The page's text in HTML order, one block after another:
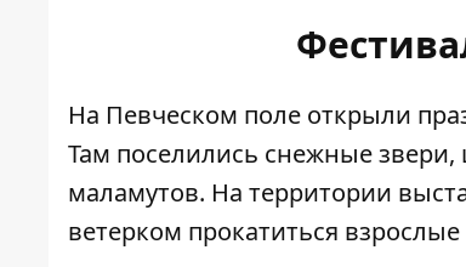
На Певческом поле открыли
Там поселились снежные
маламутов. На территории
ветерком прокатиться